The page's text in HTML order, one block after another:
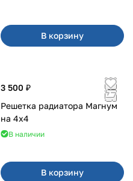
В корзину
3 500 ₽
Решетка радиатора Магнум
на 4х4
В наличии
В корзину